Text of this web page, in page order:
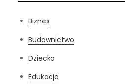
Biznes
Budownictwo
Dziecko
Edukacja